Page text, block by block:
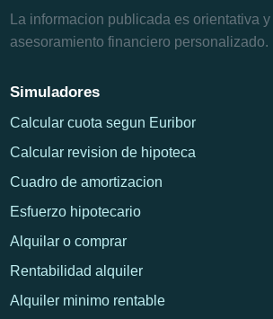
La informacion publicada es orientativa
asesoramiento financiero personalizado.
Simuladores
Calcular cuota segun Euribor
Calcular revision de hipoteca
Cuadro de amortizacion
Esfuerzo hipotecario
Alquilar o comprar
Rentabilidad alquiler
Alquiler minimo rentable